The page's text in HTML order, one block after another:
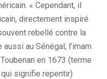
« Cependant, il
directement inspiré
rebellé contre la
au Sénégal, l’imam
en 1673 (terme
signifie repentir)